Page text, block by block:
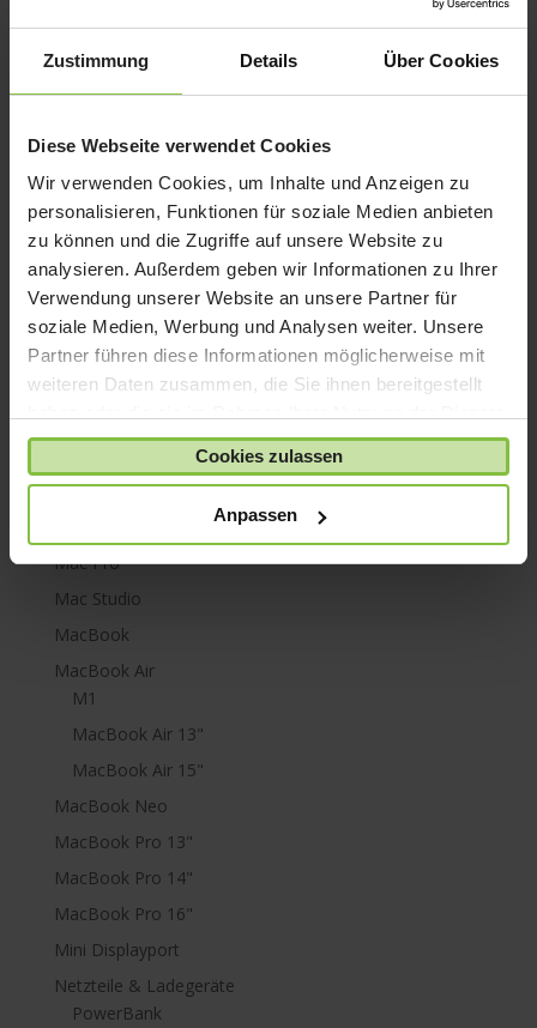
Zustimmung Details Über Cookies
Diese Webseite verwendet Cookies
Wir verwenden Cookies, um Inhalte und Anzeigen zu
personalisieren, Funktionen für soziale Medien anbieten
zu können und die Zugriffe auf unsere Website zu
analysieren. Außerdem geben wir Informationen zu Ihrer
Verwendung unserer Website an unsere Partner für
soziale Medien, Werbung und Analysen weiter. Unsere
Partner führen diese Informationen möglicherweise mit
weiteren Daten zusammen, die Sie ihnen bereitgestellt
gesammelt haben.
Cookies zulassen
Anpassen
iPad mini
iPad Pro
iPhone 6
iPhone SE
iPhone X
iPod nano
iPod shuffle
iPod touch
Kabel & Adapter
Kopfhörer
Lightning
Mac Pro
Mac Studio
MacBook
MacBook Air
M1
MacBook Air 13"
MacBook Air 15"
MacBook Neo
MacBook Pro 13"
MacBook Pro 14"
MacBook Pro 16"
Mini Displayport
Netzteile & Ladegeräte
PowerBank